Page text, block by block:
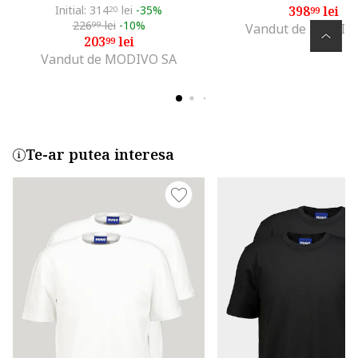
Initial: 31420 lei -35%
22699lei -10%
20399lei
Vandut de MODIVO SA
39899lei
Vandut de
Te-ar putea interesa